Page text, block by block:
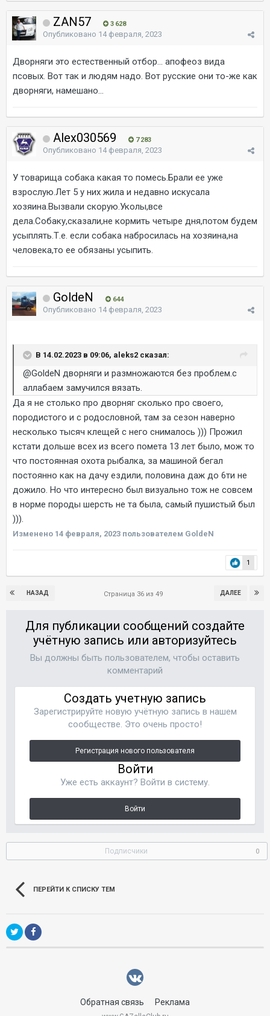
ZAN57 3 628
Опубликовано 14 февраля, 2023
Дворняги это естественный отбор... апофеоз вида
псовых. Вот так и людям надо. Вот русские они то-же как
дворняги, намешано...
Alex030569 7 283
Опубликовано 14 февраля, 2023
У товарища собака какая то помесь.Брали ее уже
взрослую.Лет 5 у них жила и недавно искусала
хозяина.Вызвали скорую.Уколы,все
дела.Собаку,сказали,не кормить четыре дня,потом будем
усыплять.Т.е. если собака набросилась на хозяина,на
человека,то ее обязаны усыпить.
GoldeN 644
Опубликовано 14 февраля, 2023
В 14.02.2023 в 09:06, aleks2 сказал:
@GoldeN дворняги и размножаются без проблем.с
аллабаем замучился вязать.
Да я не столько про дворняг сколько про своего,
породистого и с родословной, там за сезон наверно
несколько тысяч клещей с него снималось ))) Прожил
кстати дольше всех из всего помета 13 лет было, мож то
что постоянная охота рыбалка, за машиной бегал
постоянно как на дачу ездили, половина даж до 6ти не
дожило. Но что интересно был визуально тож не совсем
в норме породы шерсть не та была, самый пушистый был
))).
Изменено 14 февраля, 2023 пользователем GoldeN
1
НАЗАД ДАЛЕЕ
Страница 36 из 49
Для публикации сообщений создайте
учётную запись или авторизуйтесь
Вы должны быть пользователем, чтобы оставить
комментарий
Создать учетную запись
Зарегистрируйте новую учётную запись в нашем
сообществе. Это очень просто!
Регистрация нового пользователя
Войти
Уже есть аккаунт? Войти в систему.
Войти
Подписчики 0
ПЕРЕЙТИ К СПИСКУ ТЕМ
Обратная связь Реклама